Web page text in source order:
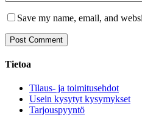
Save my name, email, and
Tietoa
Tilaus- ja toimitusehdot
Usein kysytyt kysymykset
Tarjouspyyntö